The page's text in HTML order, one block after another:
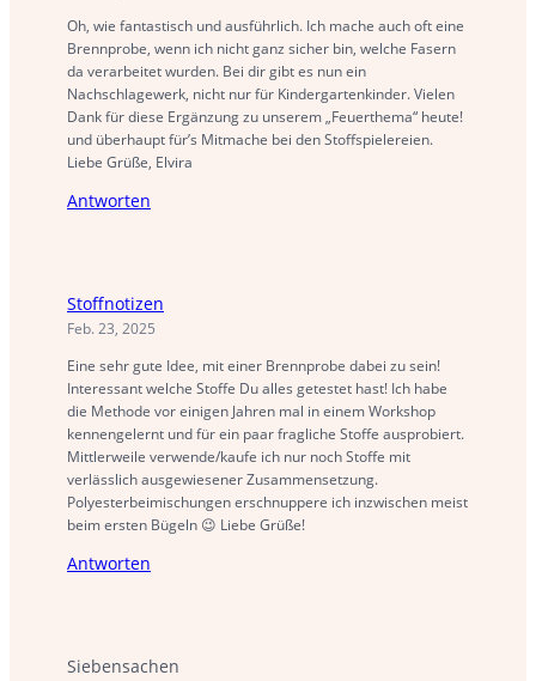
Oh, wie fantastisch und ausführlich. Ich mache auch oft eine
Brennprobe, wenn ich nicht ganz sicher bin, welche Fasern
da verarbeitet wurden. Bei dir gibt es nun ein
Nachschlagewerk, nicht nur für Kindergartenkinder. Vielen
Dank für diese Ergänzung zu unserem „Feuerthema“ heute!
und überhaupt für’s Mitmache bei den Stoffspielereien.
Liebe Grüße, Elvira
Antworten
Stoffnotizen
Feb. 23, 2025
Eine sehr gute Idee, mit einer Brennprobe dabei zu sein!
Interessant welche Stoffe Du alles getestet hast! Ich habe
die Methode vor einigen Jahren mal in einem Workshop
kennengelernt und für ein paar fragliche Stoffe ausprobiert.
Mittlerweile verwende/kaufe ich nur noch Stoffe mit
verlässlich ausgewiesener Zusammensetzung.
Polyesterbeimischungen erschnuppere ich inzwischen meist
beim ersten Bügeln 😉 Liebe Grüße!
Antworten
Siebensachen